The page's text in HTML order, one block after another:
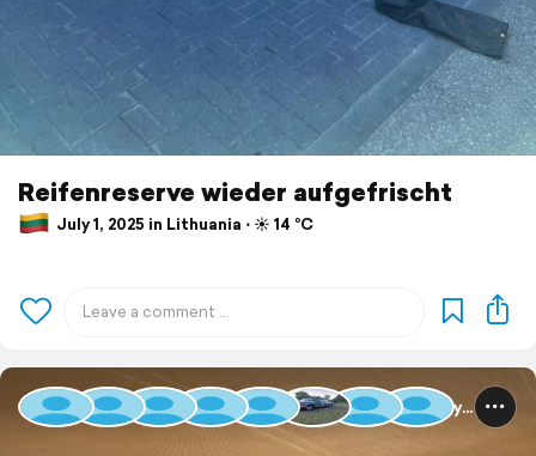
Reifenreserve wieder aufgefrischt
July 1, 2025 in Lithuania ⋅ ☀️ 14 °C
Baltic Rally 2025